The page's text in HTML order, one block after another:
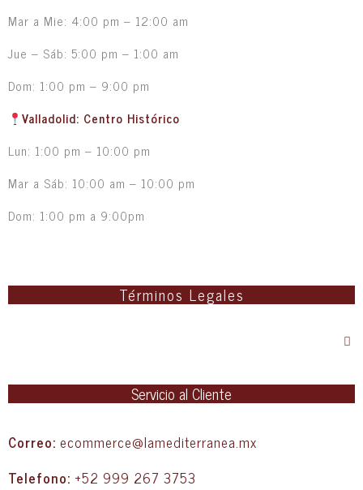
Mar a Mie: 4:00 pm – 12:00 am
Jue – Sáb: 5:00 pm – 1:00 am
Dom: 1:00 pm – 9:00 pm
Valladolid: Centro Histórico
Lun: 1:00 pm – 10:00 pm
Mar a Sáb: 10:00 am – 10:00 pm
Dom: 1:00 pm a 9:00pm
Términos Legales
Servicio al Cliente
Correo: ecommerce@lamediterranea.mx
Telefono: +52 999 267 3753